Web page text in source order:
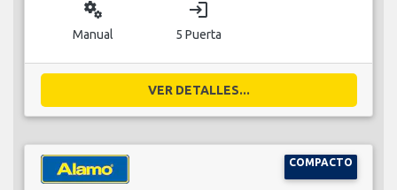
miscellaneous_services
Manual
login
5 Puerta
VER DETALLES...
COMPACTO